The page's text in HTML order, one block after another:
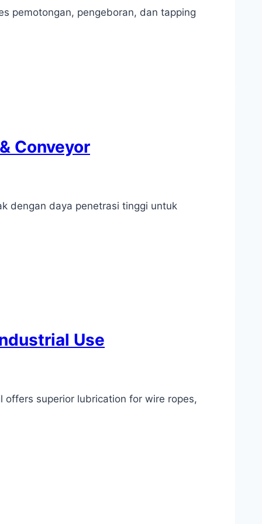
pemotongan, pengeboran, dan tapping
Conveyor
dengan daya penetrasi tinggi untuk
Use
offers superior lubrication for wire ropes,